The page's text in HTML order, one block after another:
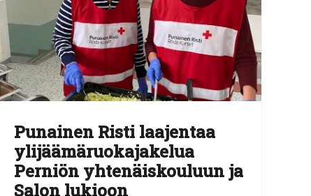
Punainen Risti laajentaa
ylijäämäruokajakelua
Perniön yhtenäiskouluun ja
Salon lukioon